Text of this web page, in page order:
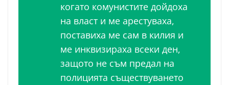
когато комунистите дойдоха
на власт и ме арестуваха,
поставиха ме сам в килия и
ме инквизираха всеки ден,
защото не съм предал на
полицията съществуването